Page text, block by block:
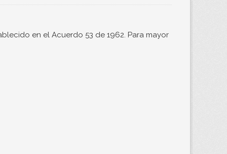
en el Acuerdo 53 de 1962. Para mayor